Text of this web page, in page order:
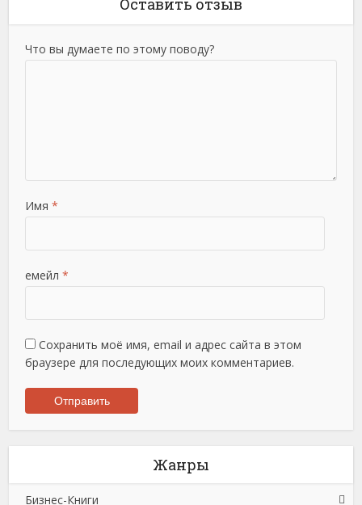
Оставить отзыв
Что вы думаете по этому поводу?
Имя *
емейл *
Сохранить моё имя, email и адрес сайта в этом
браузере для последующих моих комментариев.
Жанры
Бизнес-Книги